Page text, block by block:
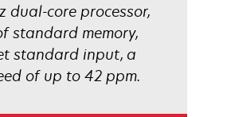
dual-core processor,
standard memory,
standard input, a
of up to 42 ppm.